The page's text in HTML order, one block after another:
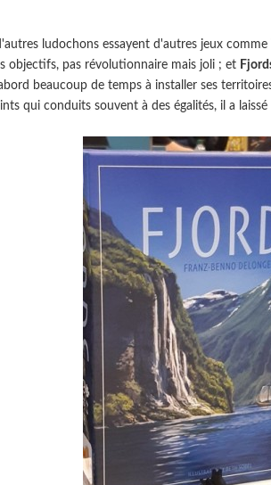
ludochons essayent d'autres jeux comme
objectifs, pas révolutionnaire mais joli ; et
beaucoup de temps à installer ses
qui conduits souvent à des égalités, il a